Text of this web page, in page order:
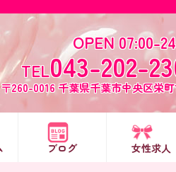
OPEN 07:00-
TEL043-202-
〒260-0016 千葉県千葉市中央区栄
ブログ 女性求人